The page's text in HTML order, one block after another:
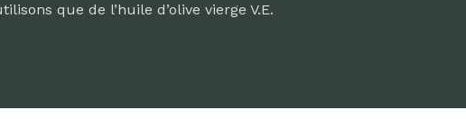
que de l’huile d’olive vierge V.E.